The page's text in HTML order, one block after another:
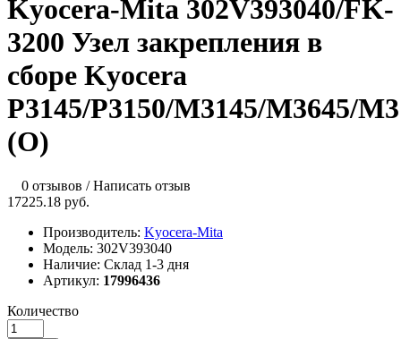
Kyocera-Mita 302V393040/FK-
3200 Узел закрепления в
сборе Kyocera
P3145/P3150/M3145/M3645/
(О)
0 отзывов /Написать отзыв
17225.18 руб.
Производитель: Kyocera-Mita
Модель: 302V393040
Наличие: Склад 1-3 дня
Артикул: 17996436
Количество